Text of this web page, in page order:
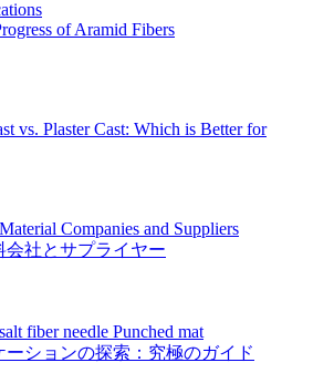
of Aramid Fibers
vs. Plaster Cast: Which is Better for
会社とサプライヤー
ションの探索：究極のガイド